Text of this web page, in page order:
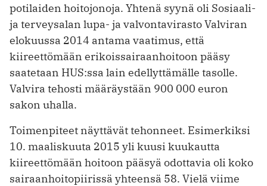
potilaiden hoitojonoja. Yhtenä syynä oli Sosiaali-
ja terveysalan lupa- ja valvontavirasto Valviran
elokuussa 2014 antama vaatimus, että
kiireettömään erikoissairaanhoitoon pääsy
saatetaan HUS:ssa lain edellyttämälle tasolle.
Valvira tehosti määräystään 900 000 euron
sakon uhalla.
Toimenpiteet näyttävät tehonneet. Esimerkiksi
10. maaliskuuta 2015 yli kuusi kuukautta
kiireettömään hoitoon pääsyä odottavia oli koko
sairaanhoitopiirissä yhteensä 58. Vielä viime